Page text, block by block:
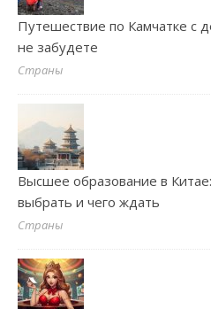
Путешествие по Камчатке с
не забудете
Страны
Высшее образование в
выбрать и чего ждать
Страны